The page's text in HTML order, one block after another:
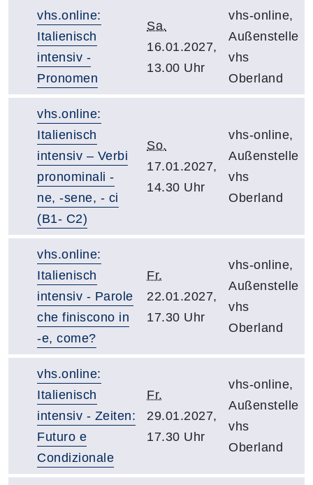
vhs.online:
Italienisch
intensiv -
Pronomen
Sa.
16.01.2027,
13.00 Uhr
vhs-online,
Außenstelle
vhs
Oberland
vhs.online:
Italienisch
intensiv – Verbi
pronominali -
ne, -sene, - ci
(B1- C2)
So.
17.01.2027,
14.30 Uhr
vhs-online,
Außenstelle
vhs
Oberland
vhs.online:
Italienisch
intensiv - Parole
che finiscono in
-e, come?
Fr.
22.01.2027,
17.30 Uhr
vhs-online,
Außenstelle
vhs
Oberland
vhs.online:
Italienisch
intensiv - Zeiten:
Futuro e
Condizionale
Fr.
29.01.2027,
17.30 Uhr
vhs-online,
Außenstelle
vhs
Oberland